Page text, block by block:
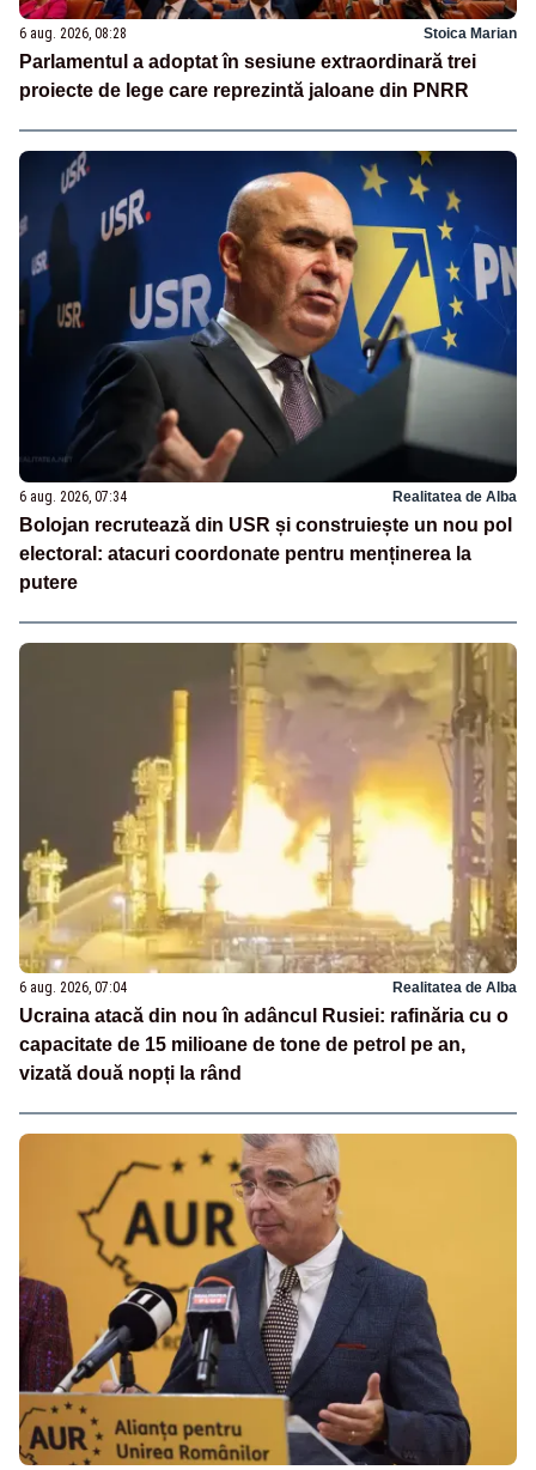
6 aug. 2026, 08:28 Stoica Marian
Parlamentul a adoptat în sesiune extraordinară trei
proiecte de lege care reprezintă jaloane din PNRR
6 aug. 2026, 07:34 Realitatea de Alba
Bolojan recrutează din USR și construiește un nou pol
electoral: atacuri coordonate pentru menținerea la
putere
6 aug. 2026, 07:04 Realitatea de Alba
Ucraina atacă din nou în adâncul Rusiei: rafinăria cu o
capacitate de 15 milioane de tone de petrol pe an,
vizată două nopți la rând